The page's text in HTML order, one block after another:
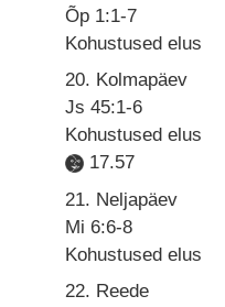
Õp 1:1-7
Kohustused elus
20. Kolmapäev
Js 45:1-6
Kohustused elus
17.57
21. Neljapäev
Mi 6:6-8
Kohustused elus
22. Reede